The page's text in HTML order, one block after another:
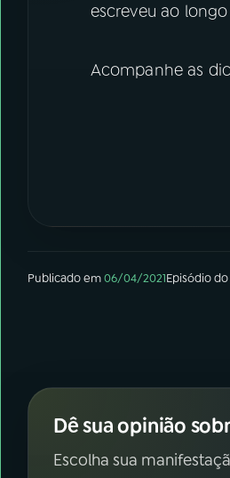
escreveu ao
Acompanhe as
Publicado em06/04/2021Episódio
Dê sua opinião
Escolha sua